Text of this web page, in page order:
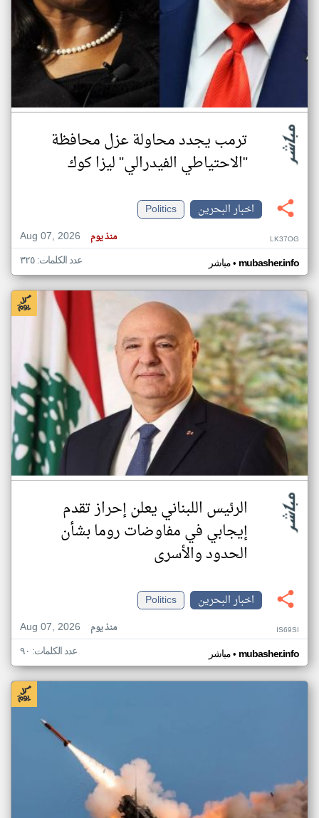
ترمب يجدد محاولة عزل محافظة
"الاحتياطي الفيدرالي" ليزا كوك
اخبار البحرين
Politics
Aug 07, 2026
منذ يوم LK37OG
مباشر• mubasher.info عدد الكلمات: ٣٢٥
الرئيس اللبناني يعلن إحراز تقدم
إيجابي في مفاوضات روما بشأن
الحدود والأسرى
اخبار البحرين
Politics
Aug 07, 2026
منذ يوم IS69SI
مباشر• mubasher.info عدد الكلمات: ٩٠